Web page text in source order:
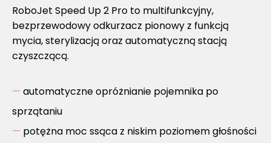
RoboJet Speed Up 2 Pro to multifunkcyjny,
bezprzewodowyodkurzacz pionowy z funkcją
mycia, sterylizacją oraz automatyczną stacją
czyszczącą.
automatyczne opróżnianie pojemnika po
sprzątaniu
potężna moc ssąca z niskim poziomem głośności